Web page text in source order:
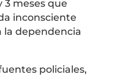
3 meses que
inconsciente
la dependencia
policiales,